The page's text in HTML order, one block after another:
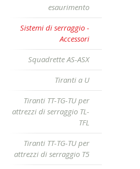
esaurimento
Sistemi di serraggio -
Accessori
Squadrette AS-ASX
Tiranti a U
Tiranti TT-TG-TU per
attrezzi di serraggio TL-
TFL
Tiranti TT-TG-TU per
attrezzi di serraggio T5